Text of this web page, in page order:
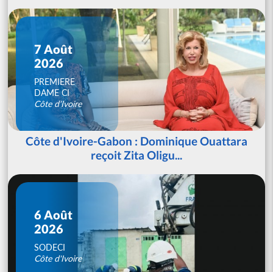
7 Août
2026
PREMIERE
DAME CI
Côte d'Ivoire
Côte d'Ivoire-Gabon : Dominique Ouattara
reçoit Zita Oligu...
6 Août
2026
SODECI
Côte d'Ivoire